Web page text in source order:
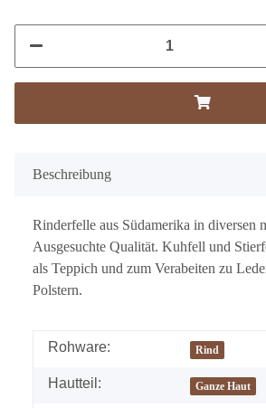
Beschreibung
Rinderfelle aus Südamerika in diversen
Ausgesuchte Qualität. Kuhfell und
als Teppich und zum Verabeiten zu
Polstern.
Rohware: Rind
Hautteil: Ganze Haut